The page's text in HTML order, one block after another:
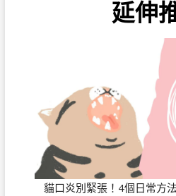
延伸
貓口炎別緊張！4個日常方